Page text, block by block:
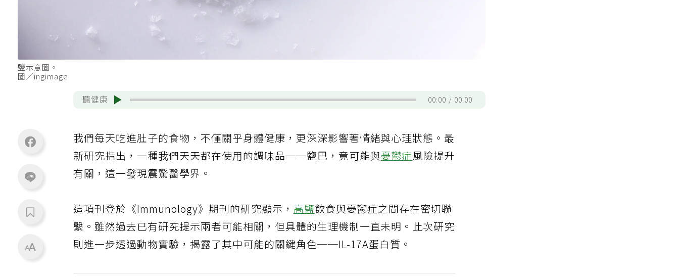
鹽示意圖。
圖／ingimage
聽健康 00:00 00:00
我們每天吃進肚子的食物，不僅關乎身體健康，更深深影響著情緒與心理狀態。最
新研究指出，一種我們天天都在使用的調味品──鹽巴，竟可能與憂鬱症風險提升
有關，這一發現震驚醫學界。
這項刊登於《Immunology》期刊的研究顯示，高鹽飲食與憂鬱症之間存在密切聯
繫。雖然過去已有研究提示兩者可能相關，但具體的生理機制一直未明。此次研究
則進一步透過動物實驗，揭露了其中可能的關鍵角色──IL-17A蛋白質。